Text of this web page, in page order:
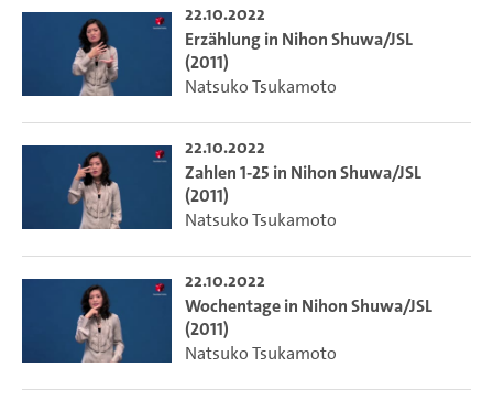
22.10.2022
Erzählung in Nihon Shuwa/JSL
(2011)
Natsuko Tsukamoto
22.10.2022
Zahlen 1-25 in Nihon Shuwa/JSL
(2011)
Natsuko Tsukamoto
22.10.2022
Wochentage in Nihon Shuwa/JSL
(2011)
Natsuko Tsukamoto